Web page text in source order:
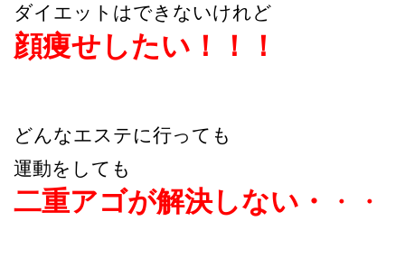
ダイエットはできないけれど
顔痩せしたい！！！
どんなエステに行っても
運動をしても
二重アゴが解決しない・ ・・